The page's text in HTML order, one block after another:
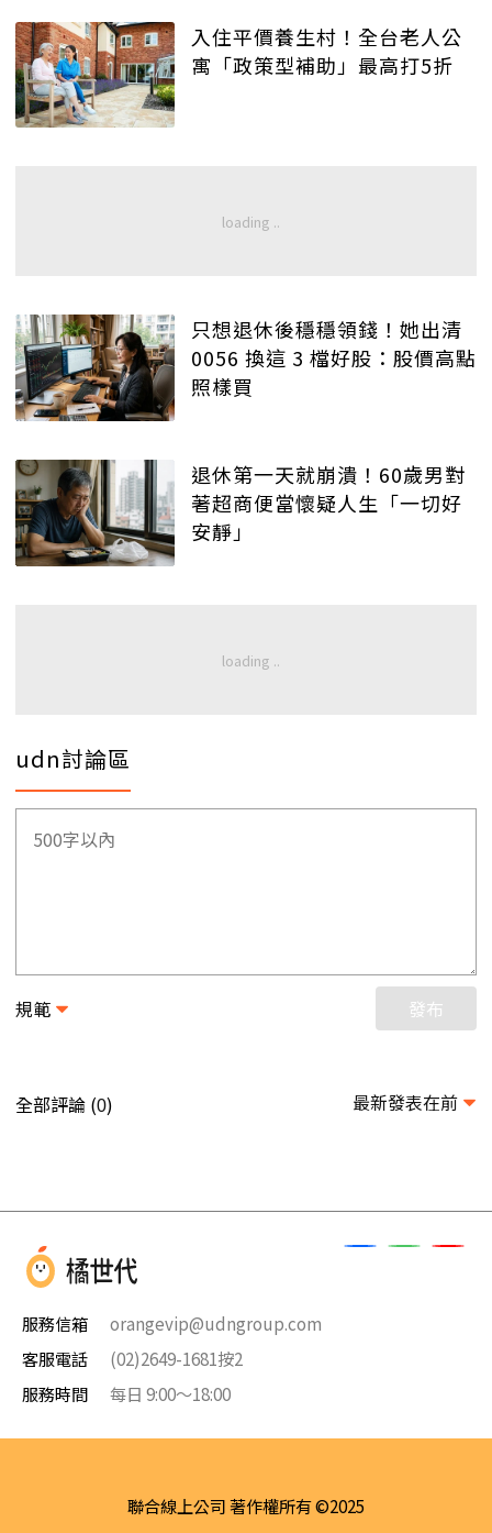
入住平價養生村！全台老人公
寓「政策型補助」最高打5折
只想退休後穩穩領錢！她出清
0056 換這 3 檔好股：股價高點
照樣買
退休第一天就崩潰！60歲男對
著超商便當懷疑人生「一切好
安靜」
udn討論區
規範 發布
全部評論 (0) 最新發表在前
服務信箱
orangevip@udngroup.com
客服電話
(02)2649-1681按2
服務時間
每日 9:00～18:00
聯合線上公司 著作權所有 ©2025